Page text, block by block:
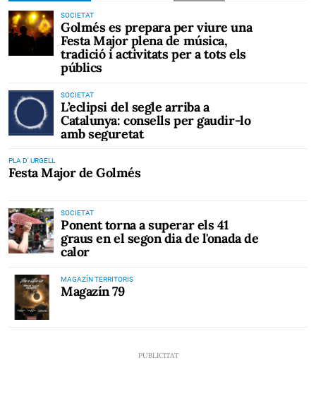
SOCIETAT
Golmés es prepara per viure una
Festa Major plena de música,
tradició i activitats per a tots els
públics
SOCIETAT
L’eclipsi del segle arriba a
Catalunya: consells per gaudir-lo
amb seguretat
PLA D' URGELL
Festa Major de Golmés
SOCIETAT
Ponent torna a superar els 41
graus en el segon dia de l'onada de
calor
MAGAZÍN TERRITORIS
Magazín 79